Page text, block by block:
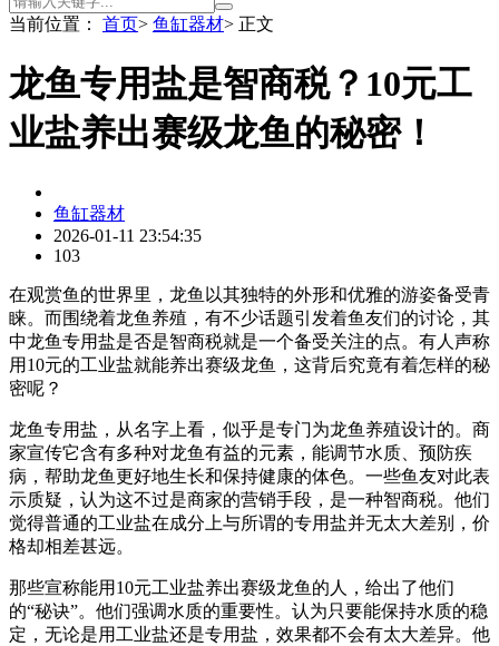
当前位置： 首页> 鱼缸器材> 正文
龙鱼专用盐是智商税？10元工
业盐养出赛级龙鱼的秘密！
鱼缸器材
2026-01-11 23:54:35
103
在观赏鱼的世界里，龙鱼以其独特的外形和优雅的游姿备受青
睐。而围绕着龙鱼养殖，有不少话题引发着鱼友们的讨论，其
中龙鱼专用盐是否是智商税就是一个备受关注的点。有人声称
用10元的工业盐就能养出赛级龙鱼，这背后究竟有着怎样的秘
密呢？
龙鱼专用盐，从名字上看，似乎是专门为龙鱼养殖设计的。商
家宣传它含有多种对龙鱼有益的元素，能调节水质、预防疾
病，帮助龙鱼更好地生长和保持健康的体色。一些鱼友对此表
示质疑，认为这不过是商家的营销手段，是一种智商税。他们
觉得普通的工业盐在成分上与所谓的专用盐并无太大差别，价
格却相差甚远。
那些宣称能用10元工业盐养出赛级龙鱼的人，给出了他们
的“秘诀”。他们强调水质的重要性。认为只要能保持水质的稳
定，无论是用工业盐还是专用盐，效果都不会有太大差异。他